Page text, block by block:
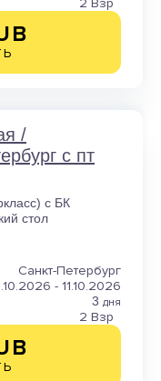
2 Взр
/
с пт
с БК
стол
Санкт-Петербург
- 11.10.2026
3 дня
2 Взр